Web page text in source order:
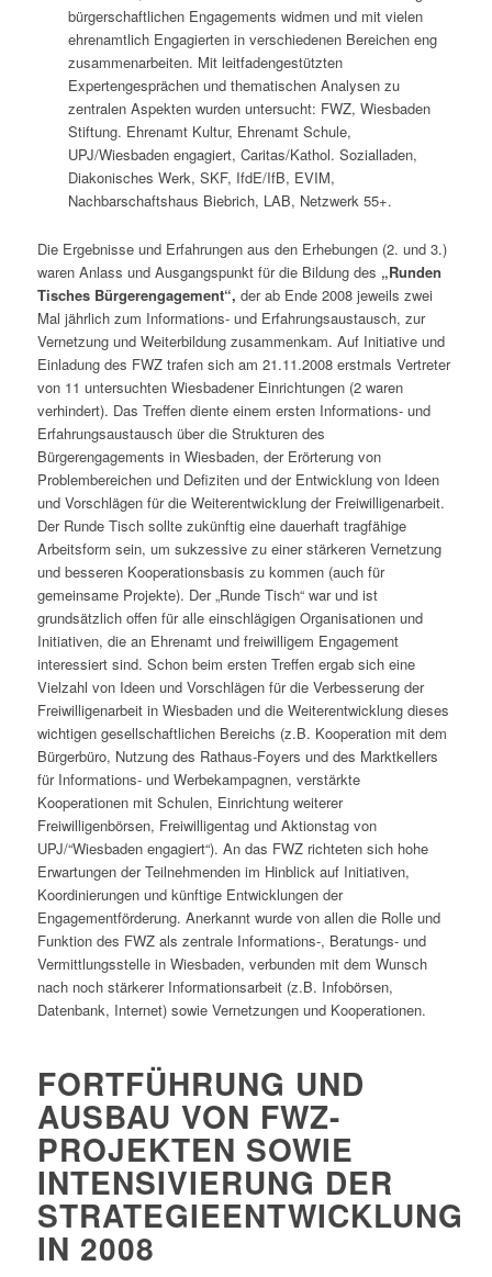
bürgerschaftlichen Engagements widmen und mit vielen
ehrenamtlich Engagierten in verschiedenen Bereichen eng
zusammenarbeiten. Mit leitfadengestützten
Expertengesprächen und thematischen Analysen zu
zentralen Aspekten wurden untersucht: FWZ, Wiesbaden
Stiftung. Ehrenamt Kultur, Ehrenamt Schule,
UPJ/Wiesbaden engagiert, Caritas/Kathol. Sozialladen,
Diakonisches Werk, SKF, IfdE/IfB, EVIM,
Nachbarschaftshaus Biebrich, LAB, Netzwerk 55+.
Die Ergebnisse und Erfahrungen aus den Erhebungen (2. und 3.)
waren Anlass und Ausgangspunkt für die Bildung des „Runden
Tisches Bürgerengagement“, der ab Ende 2008 jeweils zwei
Mal jährlich zum Informations- und Erfahrungsaustausch, zur
Vernetzung und Weiterbildung zusammenkam. Auf Initiative und
Einladung des FWZ trafen sich am 21.11.2008 erstmals Vertreter
von 11 untersuchten Wiesbadener Einrichtungen (2 waren
verhindert). Das Treffen diente einem ersten Informations- und
Erfahrungsaustausch über die Strukturen des
Bürgerengagements in Wiesbaden, der Erörterung von
Problembereichen und Defiziten und der Entwicklung von Ideen
und Vorschlägen für die Weiterentwicklung der Freiwilligenarbeit.
Der Runde Tisch sollte zukünftig eine dauerhaft tragfähige
Arbeitsform sein, um sukzessive zu einer stärkeren Vernetzung
und besseren Kooperationsbasis zu kommen (auch für
gemeinsame Projekte). Der „Runde Tisch“ war und ist
grundsätzlich offen für alle einschlägigen Organisationen und
Initiativen, die an Ehrenamt und freiwilligem Engagement
interessiert sind. Schon beim ersten Treffen ergab sich eine
Vielzahl von Ideen und Vorschlägen für die Verbesserung der
Freiwilligenarbeit in Wiesbaden und die Weiterentwicklung dieses
wichtigen gesellschaftlichen Bereichs (z.B. Kooperation mit dem
Bürgerbüro, Nutzung des Rathaus-Foyers und des Marktkellers
für Informations- und Werbekampagnen, verstärkte
Kooperationen mit Schulen, Einrichtung weiterer
Freiwilligenbörsen, Freiwilligentag und Aktionstag von
UPJ/“Wiesbaden engagiert“). An das FWZ richteten sich hohe
Erwartungen der Teilnehmenden im Hinblick auf Initiativen,
Koordinierungen und künftige Entwicklungen der
Engagementförderung. Anerkannt wurde von allen die Rolle und
Funktion des FWZ als zentrale Informations-, Beratungs- und
Vermittlungsstelle in Wiesbaden, verbunden mit dem Wunsch
nach noch stärkerer Informationsarbeit (z.B. Infobörsen,
Datenbank, Internet) sowie Vernetzungen und Kooperationen.
FORTFÜHRUNG UND
AUSBAU VON FWZ-
PROJEKTEN SOWIE
INTENSIVIERUNG DER
STRATEGIEENTWICKLUNG
IN 2008